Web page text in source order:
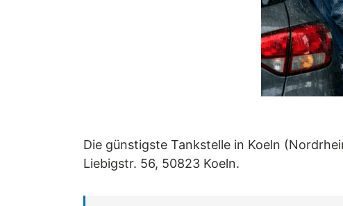
Die günstigste Tankstelle in Koeln
Liebigstr. 56, 50823 Koeln.